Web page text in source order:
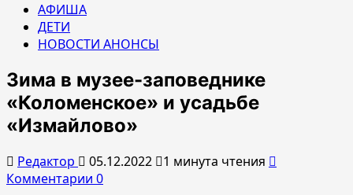
АФИША
ДЕТИ
НОВОСТИ АНОНСЫ
Зима в музее-заповеднике
«Коломенское» и усадьбе
«Измайлово»
Редактор 05.12.2022
1 минута чтения
Комментарии 0